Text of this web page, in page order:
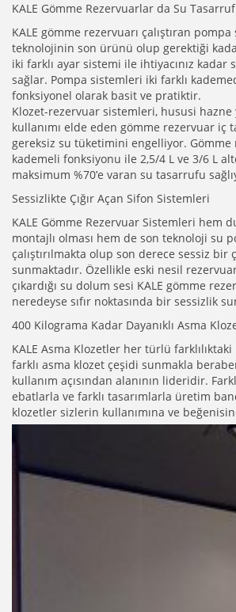
KALE Gömme Rezervuarlar da Su
KALE gömme rezervuarı çalıştıran
teknolojinin son ürünü olup gerektiği
iki farklı ayar sistemi ile ihtiyacınız kadar
sağlar. Pompa sistemleri iki farklı
fonksiyonel olarak basit ve pratiktir.
Klozet-rezervuar sistemleri, hususi hazne
kullanımı elde eden gömme rezervuar iç
gereksiz su tüketimini engelliyor.
kademeli fonksiyonu ile 2,5/4 L ve 3/6 L
maksimum %70’e varan su tasarrufu
Sessizlikte Çığır Açan Sifon Sistemleri
KALE Gömme Rezervuar Sistemleri hem
montajlı olması hem de son teknoloji su
çalıştırılmakta olup son derece sessiz bir
sunmaktadır. Özellikle eski nesil
çıkardığı su dolum sesi KALE gömme
neredeyse sıfır noktasında bir sessizlik
400 Kilograma Kadar Dayanıklı Asma
KALE Asma Klozetler her türlü
farklı asma klozet çeşidi sunmakla beraber
kullanım açısından alanının lideridir.
ebatlarla ve farklı tasarımlarla üretim
klozetler sizlerin kullanımına ve